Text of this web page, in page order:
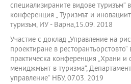
специализираните видове
конференция „ Туризмът и
туризъм, ИУ - Варна,15.09. 2018
Участие с доклад „Управление на
проектиране в
практическа конференция „Храни и
мениджмънт в туризма“,
управление“ НБУ, 07.03. 2019